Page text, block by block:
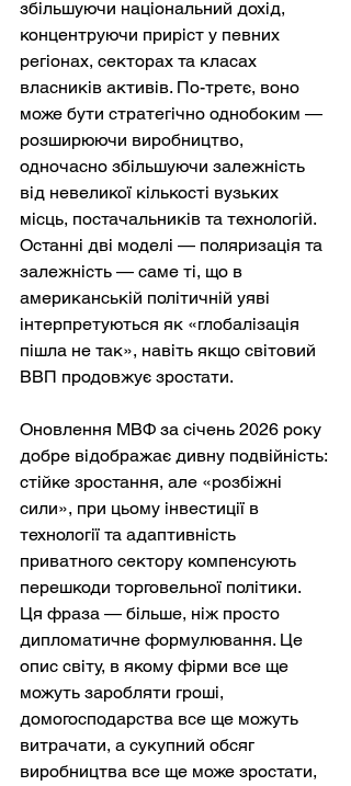
збільшуючи національний дохід,
концентруючи приріст у певних
регіонах, секторах та класах
власників активів. По-третє, воно
може бути стратегічно однобоким —
розширюючи виробництво,
одночасно збільшуючи залежність
від невеликої кількості вузьких
місць, постачальників та технологій.
Останні дві моделі — поляризація та
залежність — саме ті, що в
американській політичній уяві
інтерпретуються як «глобалізація
пішла не так», навіть якщо світовий
ВВП продовжує зростати.
Оновлення МВФ за січень 2026 року
добре відображає дивну подвійність:
стійке зростання, але «розбіжні
сили», при цьому інвестиції в
технології та адаптивність
приватного сектору компенсують
перешкоди торговельної політики.
Ця фраза — більше, ніж просто
дипломатичне формулювання. Це
опис світу, в якому фірми все ще
можуть заробляти гроші,
домогосподарства все ще можуть
витрачати, а сукупний обсяг
виробництва все ще може зростати,